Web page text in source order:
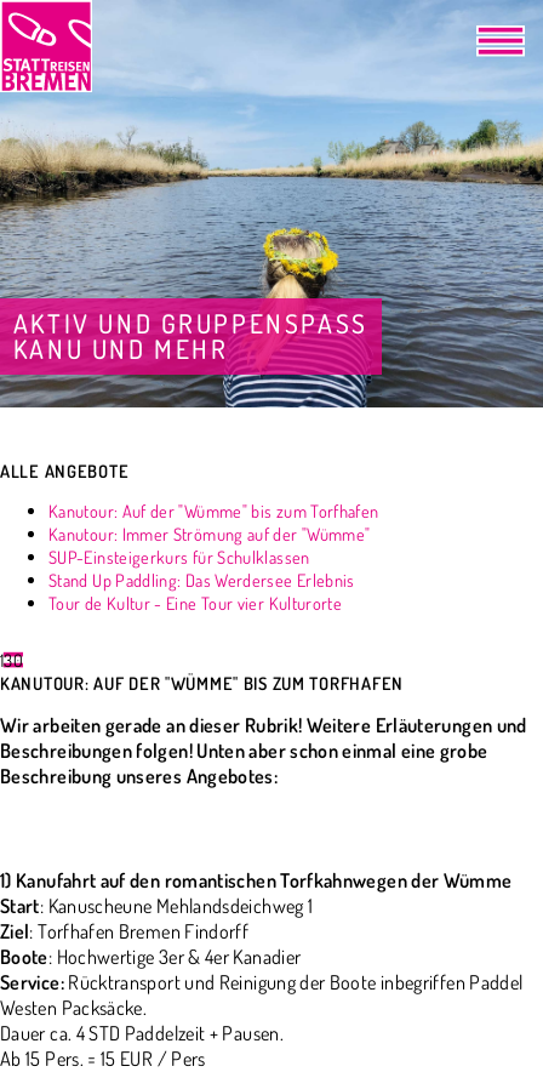
AKTIV UND GRUPPENSPASS
KANU UND MEHR
ALLE ANGEBOTE
Kanutour: Auf der "Wümme" bis zum Torfhafen
Kanutour: Immer Strömung auf der "Wümme"
SUP-Einsteigerkurs für Schulklassen
Stand Up Paddling: Das Werdersee Erlebnis
Tour de Kultur - Eine Tour vier Kulturorte
130
KANUTOUR: AUF DER "WÜMME" BIS ZUM TORFHAFEN
Wir arbeiten gerade an dieser Rubrik! Weitere Erläuterungen und
Beschreibungen folgen! Unten aber schon einmal eine grobe
Beschreibung unseres Angebotes:
1) Kanufahrt auf den romantischen Torfkahnwegen der Wümme
Start: Kanuscheune Mehlandsdeichweg 1
Ziel: Torfhafen Bremen Findorff
Boote: Hochwertige 3er & 4er Kanadier
Service:Rücktransport und Reinigung der Boote inbegriffen Paddel
Westen Packsäcke.
Dauer ca. 4 STD Paddelzeit + Pausen.
Ab 15 Pers. = 15 EUR / Pers